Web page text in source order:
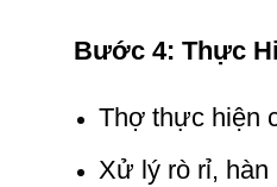
Bước 4: Thực
Thợ thực hiện
Xử lý rò rỉ, hàn